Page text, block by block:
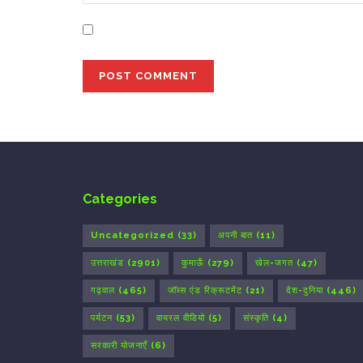
Categories
Uncategorized (33) अपनी बात (11)
उत्तराखंड (2901) कुमाऊँ (279) खेल-जगत (47)
गढ़वाल (465) जॉब्स एंड रिक्रूटमेंट (21) देश-दुनिया (446)
पर्यटन (53) वायरल वीडियो (5) संस्कृति (4)
सरकारी योजनाएँ (6)